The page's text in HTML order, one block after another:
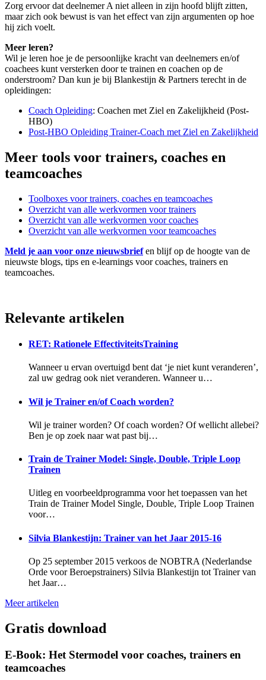
Zorg ervoor dat deelnemer A niet alleen in zijn hoofd blijft zitten,
maar zich ook bewust is van het effect van zijn argumenten op hoe
hij zich voelt.
Meer leren?
Wil je leren hoe je de persoonlijke kracht van deelnemers en/of
coachees kunt versterken door te trainen en coachen op de
onderstroom? Dan kun je bij Blankestijn & Partners terecht in de
opleidingen:
Coach Opleiding: Coachen met Ziel en Zakelijkheid (Post-
HBO)
Post-HBO Opleiding Trainer-Coach met Ziel en Zakelijkheid
Meer tools voor trainers, coaches en
teamcoaches
Toolboxes voor trainers, coaches en teamcoaches
Overzicht van alle werkvormen voor trainers
Overzicht van alle werkvormen voor coaches
Overzicht van alle werkvormen voor teamcoaches
Meld je aan voor onze nieuwsbriefen blijf op de hoogte van de
nieuwste blogs, tips en e-learnings voor coaches, trainers en
teamcoaches.
Relevante artikelen
RET: Rationele EffectiviteitsTraining
Wanneer u ervan overtuigd bent dat ‘je niet kunt veranderen’,
zal uw gedrag ook niet veranderen. Wanneer u…
Wil je Trainer en/of Coach worden?
Wil je trainer worden? Of coach worden? Of wellicht allebei?
Ben je op zoek naar wat past bij…
Train de Trainer Model: Single, Double, Triple Loop
Trainen
Uitleg en voorbeeldprogramma voor het toepassen van het
Train de Trainer Model Single, Double, Triple Loop Trainen
voor…
Silvia Blankestijn: Trainer van het Jaar 2015-16
Op 25 september 2015 verkoos de NOBTRA (Nederlandse
Orde voor Beroepstrainers) Silvia Blankestijn tot Trainer van
het Jaar…
Meer artikelen
Gratis download
E-Book: Het Stermodel voor coaches, trainers en
teamcoaches